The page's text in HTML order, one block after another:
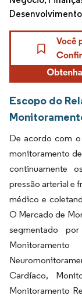
Escopo do
De acordo com
monitoramento
continuamente
pressão arterial e
médico e
O Mercado de
segmentado
Cardíaco,
Monitoramento